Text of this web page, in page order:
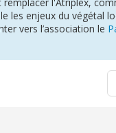
l'Atriplex,
les enjeux du végétal
vers l’association le